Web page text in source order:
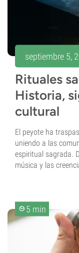
septiembre 5,
Rituales
Historia,
cultural
El peyote ha
uniendo a las
espiritual sagrada.
música y las
5 min